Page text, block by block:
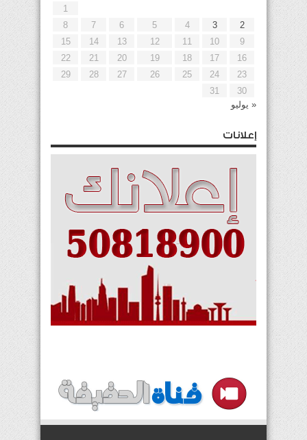
1
2
3
4
5
6
7
8
9
10
11
12
13
14
15
16
17
18
19
20
21
22
23
24
25
26
27
28
29
30
31
« يوليو
إعلانات